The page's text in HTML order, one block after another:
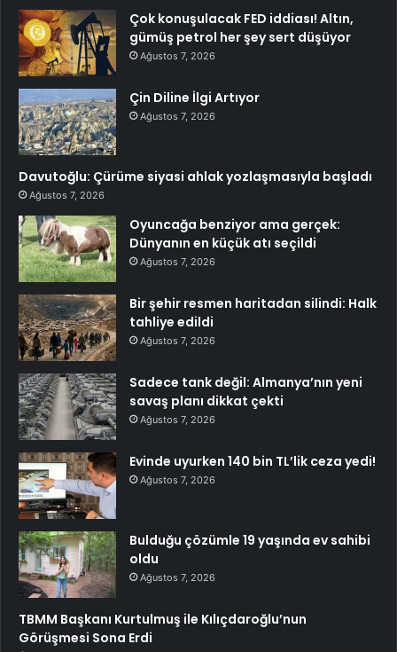
Çok konuşulacak FED iddiası! Altın,
gümüş petrol her şey sert düşüyor
Ağustos 7, 2026
Çin Diline İlgi Artıyor
Ağustos 7, 2026
Davutoğlu: Çürüme siyasi ahlak yozlaşmasıyla başladı
Ağustos 7, 2026
Oyuncağa benziyor ama gerçek:
Dünyanın en küçük atı seçildi
Ağustos 7, 2026
Bir şehir resmen haritadan silindi: Halk
tahliye edildi
Ağustos 7, 2026
Sadece tank değil: Almanya’nın yeni
savaş planı dikkat çekti
Ağustos 7, 2026
Evinde uyurken 140 bin TL’lik ceza yedi!
Ağustos 7, 2026
Bulduğu çözümle 19 yaşında ev sahibi
oldu
Ağustos 7, 2026
TBMM Başkanı Kurtulmuş ile Kılıçdaroğlu’nun
Görüşmesi Sona Erdi